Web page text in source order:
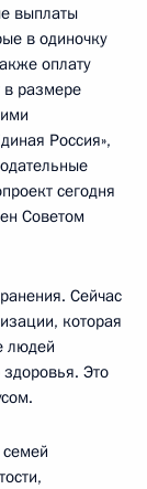
выплаты
в одиночку
оплату
в размере
Россия»,
сегодня
Советом
Сейчас
которая
людей
Это